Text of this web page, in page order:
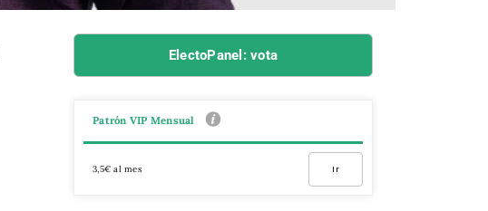
ElectoPanel: vota
Patrón VIP Mensual
3,5€ al mes Ir